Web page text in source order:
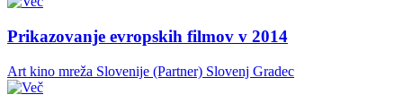
Prikazovanje evropskih filmov v 2014
Art kino mreža Slovenije (Partner) Slovenj Gradec